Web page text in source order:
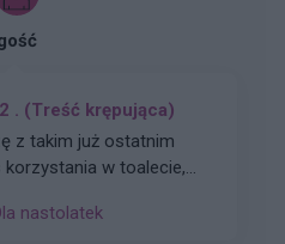
. (Treść krępująca)
z takim już ostatnim
korzystania w toalecie,
w środku odbytu).
nastolatek